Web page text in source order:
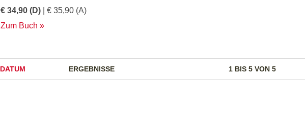
€ 34,90 (D) | € 35,90 (A)
Zum Buch
DATUM ERGEBNISSE 1 BIS 5 VON 5